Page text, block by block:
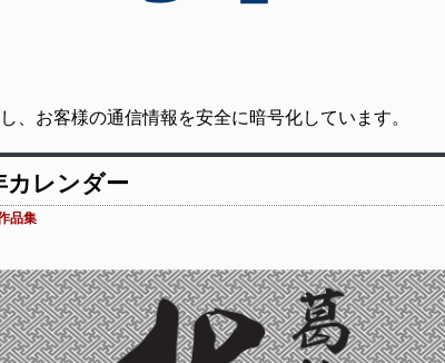
、お客様の通信情報を安全に暗号化しています。
カレンダー
品集